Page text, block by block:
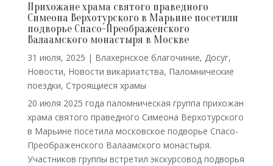
Прихожане храма святого праведного
Симеона Верхотурского в Марьине посетили
подворье Спасо-Преображенского
Валаамского монастыря в Москве
31 июля, 2025 | Влахернское благочиние, Досуг,
Новости, Новости викариатства, Паломнические
поездки, Строящиеся храмы
20 июля 2025 года паломническая группа прихожан
храма святого праведного Симеона Верхотурского
в Марьине посетила московское подворье Спасо-
Преображенского Валаамского монастыря.
Участников группы встретил экскурсовод подворья